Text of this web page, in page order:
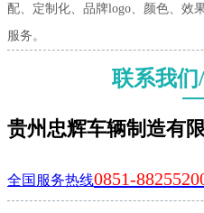
配、定制化、品牌logo、颜色、效
服务。
联系我们/
贵州忠辉车辆制造有
全国服务热线0851-